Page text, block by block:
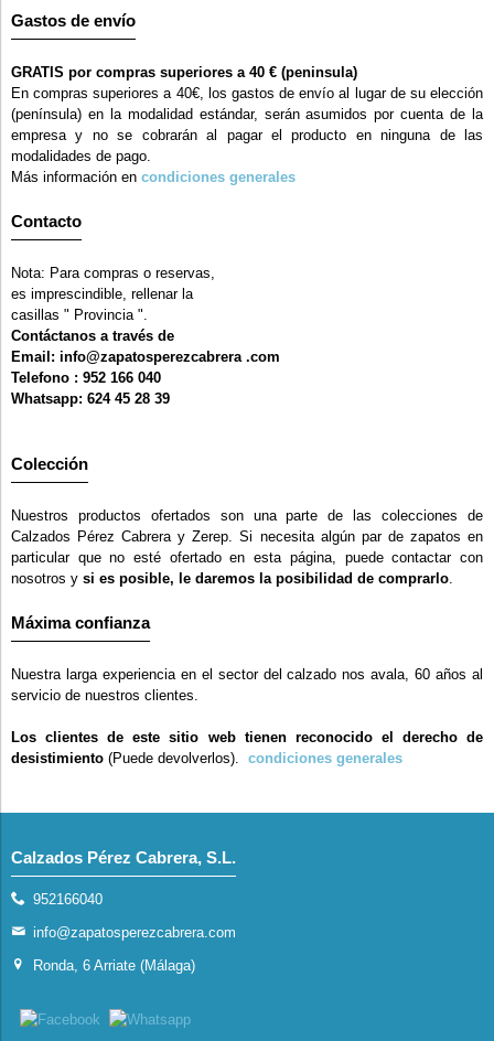
Gastos de envío
GRATIS por compras superiores a 40 € (peninsula)
En compras superiores a 40€, los gastos de envío al lugar de su elección
(península) en la modalidad estándar, serán asumidos por cuenta de la
empresa y no se cobrarán al pagar el producto en ninguna de las
modalidades de pago.
Más información en condiciones generales
Contacto
Nota: Para compras o reservas,
es imprescindible, rellenar la
casillas " Provincia ".
Contáctanos a través de
Email: info@zapatosperezcabrera .com
Telefono : 952 166 040
Whatsapp: 624 45 28 39
Colección
Nuestros productos ofertados son una parte de las colecciones de
Calzados Pérez Cabrera y Zerep. Si necesita algún par de zapatos en
particular que no esté ofertado en esta página, puede contactar con
nosotros y si es posible, le daremos la posibilidad de comprarlo.
Máxima confianza
Nuestra larga experiencia en el sector del calzado nos avala, 60 años al
servicio de nuestros clientes.
Los clientes de este sitio web tienen reconocido el derecho de
desistimiento (Puede devolverlos). condiciones generales
Calzados Pérez Cabrera, S.L.
952166040
info@zapatosperezcabrera.com
Ronda, 6 Arriate (Málaga)